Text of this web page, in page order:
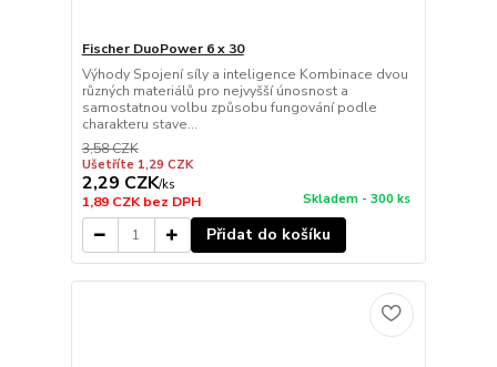
Fischer DuoPower 6 x 30
Výhody Spojení síly a inteligence Kombinace dvou
různých materiálů pro nejvyšší únosnost a
samostatnou volbu způsobu fungování podle
charakteru stave...
3,58 CZK
Ušetříte 1,29 CZK
2,29 CZK/ks
1,89 CZKbez DPH Skladem - 300 ks
Přidat do košíku